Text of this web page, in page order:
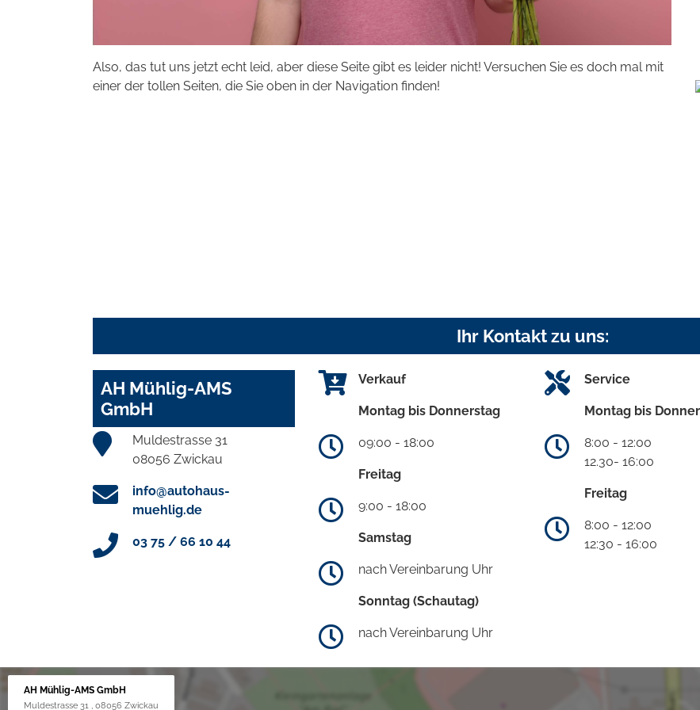
Also, das tut uns jetzt echt leid, aber diese Seite gibt es leider nicht! Versuchen Sie es doch mal mit
einer der tollen Seiten, die Sie oben in der Navigation finden!
Ihr Kontakt zu uns:
AH Mühlig-AMS
GmbH
Muldestrasse 31
08056 Zwickau
info@autohaus-
muehlig.de
03 75 / 66 10 44
Verkauf
Montag bis Donnerstag
09:00 - 18:00
Freitag
9:00 - 18:00
Samstag
nach Vereinbarung Uhr
Sonntag (Schautag)
nach Vereinbarung Uhr
Service
Montag bis
8:00 - 12:00
12.30- 16:00
Freitag
8:00 - 12:00
12:30 - 16:00
AH Mühlig-AMS GmbH
Muldestrasse 31 , 08056 Zwickau